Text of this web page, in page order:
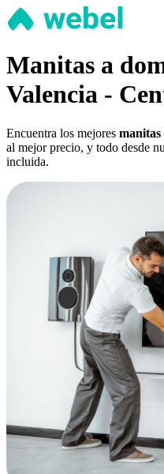
Manitas a
Valencia -
Encuentra los mejores manitas
al mejor precio, y todo desde
incluida.